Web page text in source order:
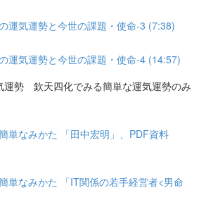
運気運勢と今世の課題・使命-3 (7:38)
運気運勢と今世の課題・使命-4 (14:57)
運勢 欽天四化でみる簡単な運気運勢のみ
単なみかた 「田中宏明」、PDF資料
単なみかた 「IT関係の若手経営者<男命